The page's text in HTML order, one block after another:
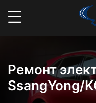
Ремонт
SsangYong/